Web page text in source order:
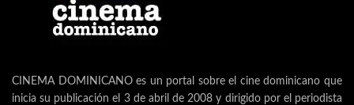
CINEMA DOMINICANO es un portal sobre el cine dominicano que
inicia su publicación el 3 de abril de 2008 y dirigido por el periodista